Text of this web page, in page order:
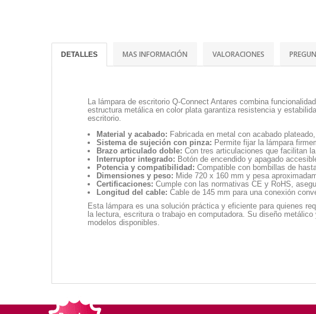
DETALLES MAS INFORMACIÓN VALORACIONES
La lámpara de escritorio Q-Connect Antares combina
estructura metálica en color plata garantiza resistencia y
escritorio.
Material y acabado: Fabricada en metal con acabado
Sistema de sujeción con pinza: Permite fijar la lámpara
Brazo articulado doble: Con tres articulaciones que facilitan
Interruptor integrado: Botón de encendido y apagado
Potencia y compatibilidad: Compatible con bombillas de
Dimensiones y peso: Mide 720 x 160 mm y pesa
Certificaciones: Cumple con las normativas CE y RoHS,
Longitud del cable: Cable de 145 mm para una conexión
Esta lámpara es una solución práctica y eficiente para quienes
la lectura, escritura o trabajo en computadora. Su diseño
modelos disponibles.